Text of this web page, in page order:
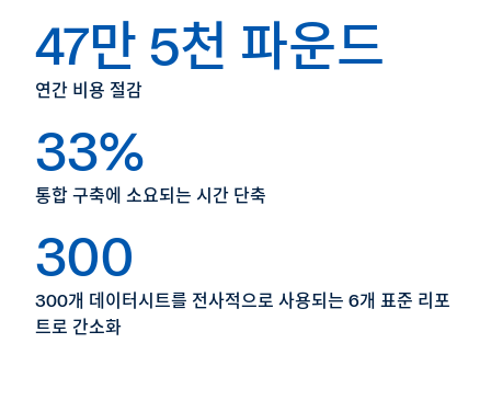
47만 5천 파운드
연간 비용 절감
33%
통합 구축에 소요되는 시간 단축
300
300개 데이터시트를 전사적으로 사용되는 6개 표준 리포
트로 간소화